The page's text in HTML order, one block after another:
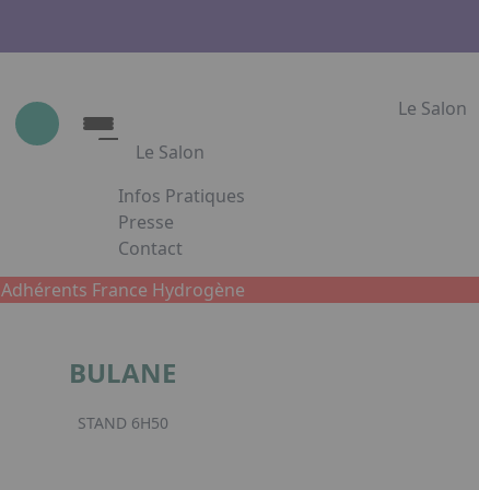
Le Salon
Le Salon
Le Salon
Show Industrie
Partenaires
Show Industrie en images
Infos Pratiques
Presse
Contact
Appuyez sur Entrée pour ouvrir le lien.
Adhérents France Hydrogène
BULANE
STAND 6H50